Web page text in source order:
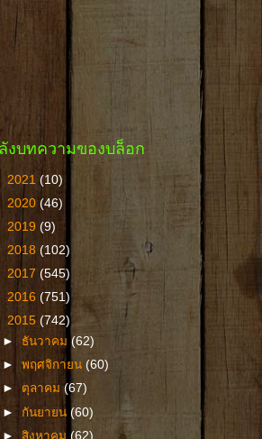
งบทความของบล็อก
2021 (10)
2020 (46)
2019 (9)
2018 (102)
2017 (545)
2016 (751)
2015 (742)
► ธันวาคม(62)
►พฤศจิกายน(60)
► ตุลาคม(67)
► กันยายน(60)
►สิงหาคม(62)